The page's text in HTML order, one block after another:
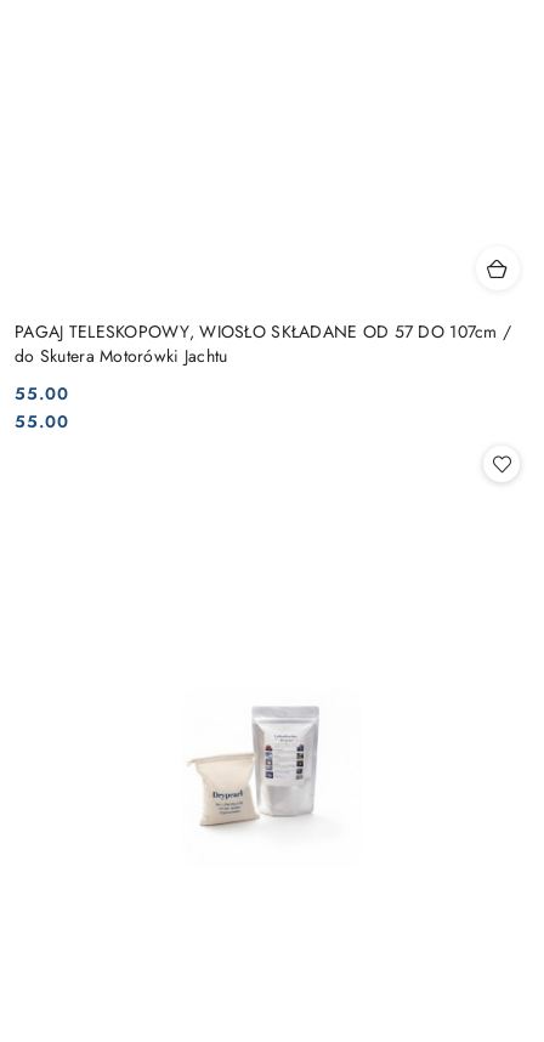
PAGAJ TELESKOPOWY, WIOSŁO SKŁADANE OD 57 DO 107cm /
do Skutera Motorówki Jachtu
Cena:
55.00
Cena:
55.00